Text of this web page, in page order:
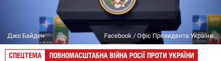
Джо Байден Facebook / Офіс Президента України
СПЕЦТЕМА ПОВНОМАСШТАБНА ВІЙНА РОСІЇ ПРОТИ УКРАЇНИ